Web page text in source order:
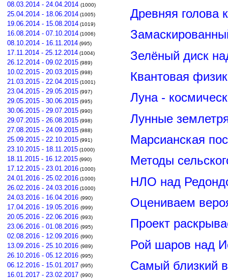
08.03.2014 - 24.04.2014 (1000)
25.04.2014 - 18.06.2014 (1005)
19.06.2014 - 15.08.2014 (1019)
16.08.2014 - 07.10.2014 (1006)
08.10.2014 - 16.11.2014 (995)
17.11.2014 - 25.12.2014 (1004)
26.12.2014 - 09.02.2015 (989)
10.02.2015 - 20.03.2015 (998)
21.03.2015 - 22.04.2015 (1001)
23.04.2015 - 29.05.2015 (997)
29.05.2015 - 30.06.2015 (995)
30.06.2015 - 29.07.2015 (990)
29.07.2015 - 26.08.2015 (998)
27.08.2015 - 24.09.2015 (988)
25.09.2015 - 22.10.2015 (991)
23.10.2015 - 18.11.2015 (1000)
18.11.2015 - 16.12.2015 (990)
17.12.2015 - 23.01.2016 (1000)
24.01.2016 - 25.02.2016 (1000)
26.02.2016 - 24.03.2016 (1000)
24.03.2016 - 16.04.2016 (990)
17.04.2016 - 19.05.2016 (999)
20.05.2016 - 22.06.2016 (993)
23.06.2016 - 01.08.2016 (995)
02.08.2016 - 12.09.2016 (990)
13.09.2016 - 25.10.2016 (989)
26.10.2016 - 05.12.2016 (995)
06.12.2016 - 15.01.2017 (995)
16.01.2017 - 23.02.2017 (990)
Древняя голова
Зелёный диск
Квантовая
Луна -
Лунные
Марсианская
Методы
НЛО над
Оцениваем
Проект
Рой шаров над
Самый близкий